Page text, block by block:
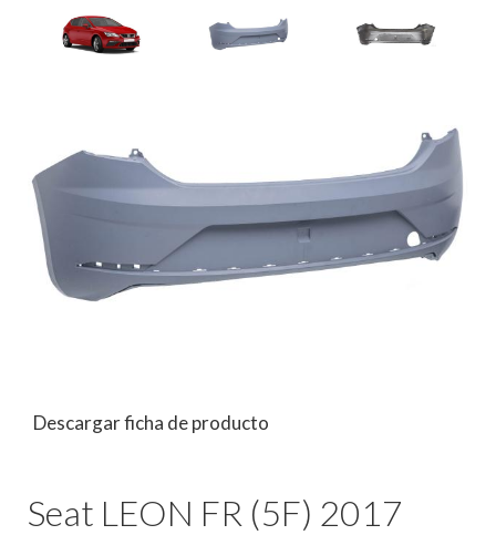
Descargar ficha de producto
Seat LEON FR (5F) 2017